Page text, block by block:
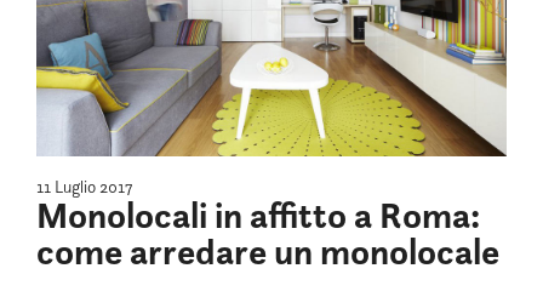
11 Luglio 2017
Monolocali in affitto a Roma:
come arredare un monolocale